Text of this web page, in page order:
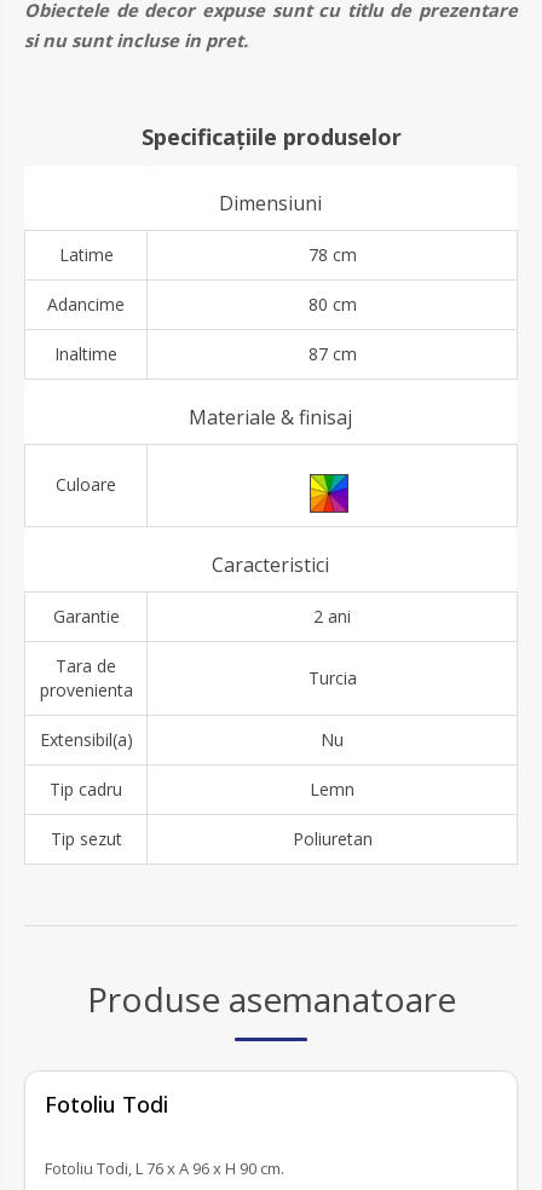
Obiectele de decor expuse sunt cu titlu de prezentare
si nu sunt incluse in pret.
Specificațiile produselor
Dimensiuni
Latime 78 cm
Adancime 80 cm
Inaltime 87 cm
Materiale & finisaj
Culoare
Caracteristici
Garantie 2 ani
Tara de
provenienta
Turcia
Extensibil(a) Nu
Tip cadru Lemn
Tip sezut Poliuretan
Produse asemanatoare
Fotoliu Todi
Fotoliu Todi, L 76 x A 96 x H 90 cm.